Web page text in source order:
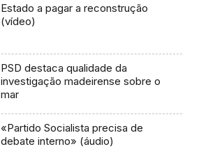
Estado a pagar a reconstrução
(vídeo)
PSD destaca qualidade da
investigação madeirense sobre o
mar
«Partido Socialista precisa de
debate interno» (áudio)